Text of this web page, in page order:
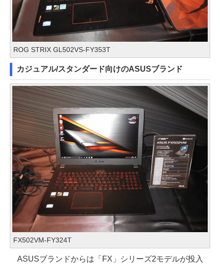
ROG STRIX GL502VS-FY353T
カジュアル/スタンダード向けのASUSブランド
FX502VM-FY324T
ASUSブランドからは「FX」シリーズ2モデルが投入